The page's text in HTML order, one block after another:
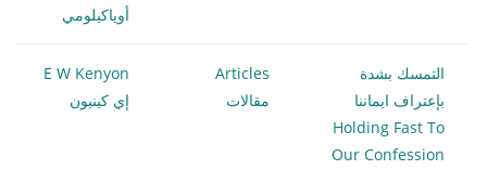
أوياكيلومي
التمسك بشدة
بإعتراف ايماننا
Holding Fast To
Our Confession
Articles
مقالات
E W Kenyon
إي كينيون